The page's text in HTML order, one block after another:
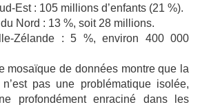
Est : 105 millions d’enfants (21 %).
Nord : 13 %, soit 28 millions.
Zélande : 5 %, environ 400 000
mosaïque de données montre que la
pas une problématique isolée,
profondément enraciné dans les